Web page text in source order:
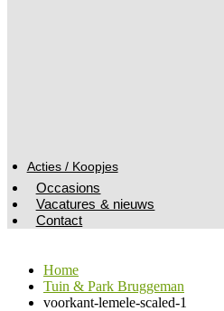
Acties / Koopjes
Occasions
Vacatures & nieuws
Contact
Home
Tuin & Park Bruggeman
voorkant-lemele-scaled-1